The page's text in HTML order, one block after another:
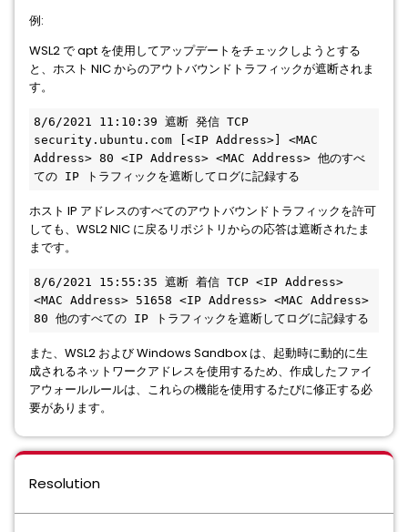
例:
WSL2 で apt を使用してアップデートをチェックしようとする
と、ホスト NIC からのアウトバウンドトラフィックが遮断されま
す。
8/6/2021 11:10:39 遮断 発信 TCP
security.ubuntu.com [<IP Address>] <MAC
Address> 80 <IP Address> <MAC Address> 他のすべ
ての IP トラフィックを遮断してログに記録する
ホスト IP アドレスのすべてのアウトバウンドトラフィックを許可
しても、WSL2 NIC に戻るリポジトリからの応答は遮断されたま
まです。
8/6/2021 15:55:35 遮断 着信 TCP <IP Address>
<MAC Address> 51658 <IP Address> <MAC Address>
また、WSL2 および Windows Sandbox は、起動時に動的に生
成されるネットワークアドレスを使用するため、作成したファイ
アウォールルールは、これらの機能を使用するたびに修正する必
要があります。
Resolution